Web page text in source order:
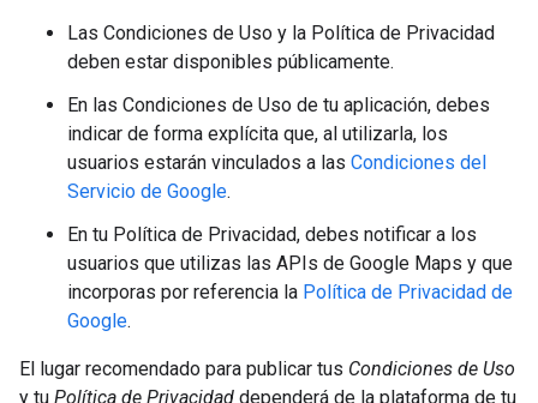
Las Condiciones de Uso y la Política de Privacidad
deben estar disponibles públicamente.
En las Condiciones de Uso de tu aplicación, debes
indicar de forma explícita que, al utilizarla, los
usuarios estarán vinculados a las Condiciones del
Servicio de Google.
En tu Política de Privacidad, debes notificar a los
usuarios que utilizas las APIs de Google Maps y que
incorporas por referencia la Política de Privacidad de
Google.
El lugar recomendado para publicar tus Condiciones de Uso
y tu Política de Privacidad dependerá de la plataforma de tu